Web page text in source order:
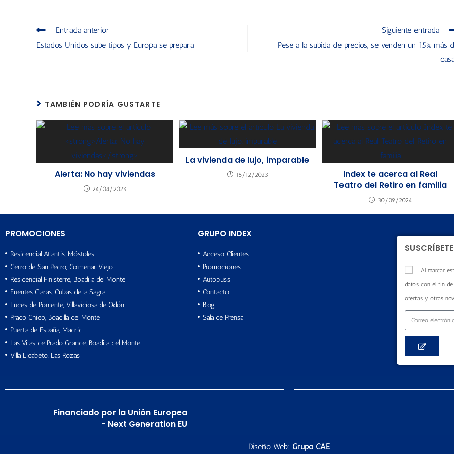
Entrada anterior
Estados Unidos sube tipos y Europa se prepara
Siguiente entrada
Pese a la subida de precios, se venden un 15% más
TAMBIÉN PODRÍA GUSTARTE
Alerta: No hay viviendas
24/04/2023
La vivienda de lujo, imparable
18/12/2023
Index te acerca al Real
Teatro del Retiro en familia
30/09/2024
PROMOCIONES
Residencial Atlantis, Móstoles
Cerro de San Pedro, Colmenar Viejo
Residencial Finisterre, Boadilla del Monte
Fuentes Claras, Cubas de la Sagra
Luces de Poniente, Villaviciosa de Odón
Prado Chico, Boadilla del Monte
Puerta de España, Madrid
Las Villas de Prado Grande, Boadilla del Monte
Villa Licabeto, Las Rozas
GRUPO INDEX
Acceso Clientes
Promociones
Autopluss
Contacto
Blog
Sala de Prensa
Al marcar
datos con el fin
ofertas y otras
Financiado por la Unión Europea
- Next Generation EU
Diseño Web: Grupo CAE